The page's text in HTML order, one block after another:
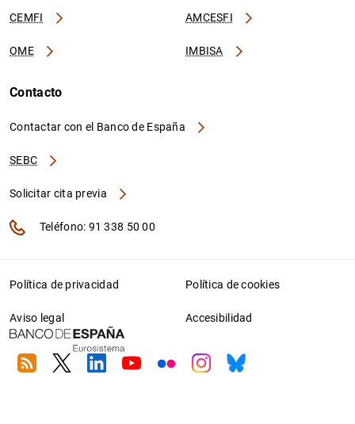
CEMFI AMCESFI
OME IMBISA
Contacto
Contactar con el Banco de España
SEBC
Solicitar cita previa
Teléfono: 91 338 50 00
Política de privacidad Política de cookies
Aviso legal Accesibilidad
RSS TwitterLinkedin
YoutubeFlickrInstagram
Bluesky